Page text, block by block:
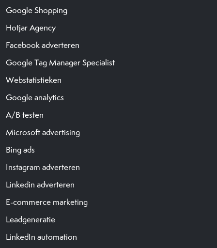
Google Shopping
Hotjar Agency
Facebook adverteren
Google Tag Manager Specialist
Webstatistieken
Google analytics
A/B testen
Microsoft advertising
Bing ads
Instagram adverteren
Linkedin adverteren
E-commerce marketing
Leadgeneratie
LinkedIn automation